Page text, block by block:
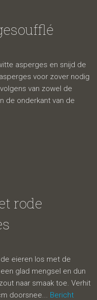
asperges en snijd de
voor zover nodig
van zowel de
de onderkant van de
rode
eieren los met de
glad mengsel en dun
naar smaak toe. Verhit
doorsnee... Bericht